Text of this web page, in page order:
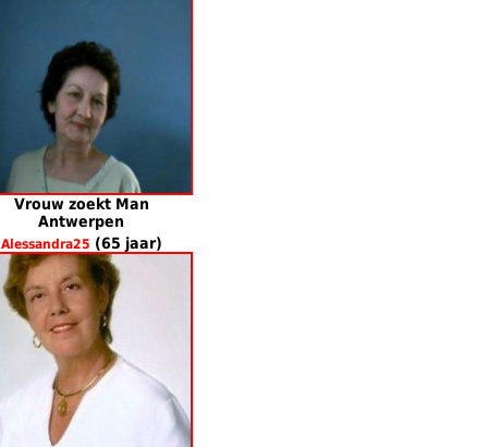
Vrouw zoekt Man
Antwerpen
Alessandra25 (65 jaar)